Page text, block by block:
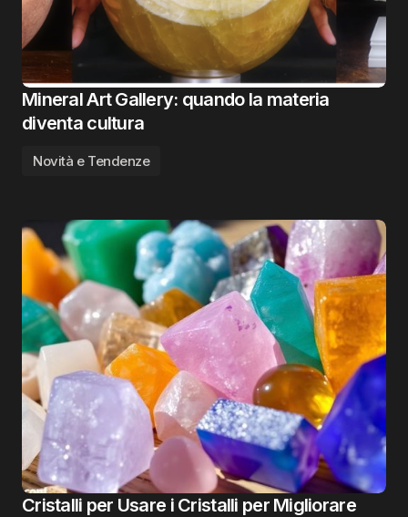
Mineral Art Gallery: quando la materia
diventa cultura
Novità e Tendenze
Cristalli per Usare i Cristalli per Migliorare